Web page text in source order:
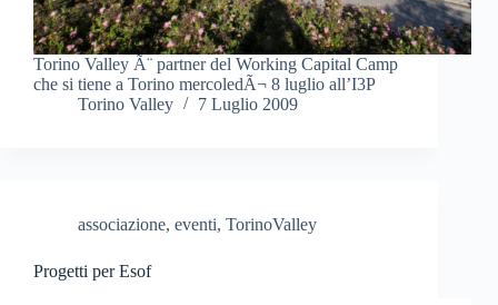
Torino Valley Ã¨ partner del Working Capital Camp
che si tiene a Torino mercoledÃ¬ 8 luglio all’I3P
Torino Valley
7 Luglio 2009
associazione, eventi, TorinoValley
Progetti per Esof